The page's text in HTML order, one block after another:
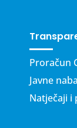
Proračun
Javne
Natječaji i